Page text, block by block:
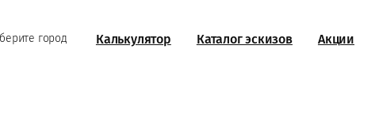
город Калькулятор Каталог эскизов Акции